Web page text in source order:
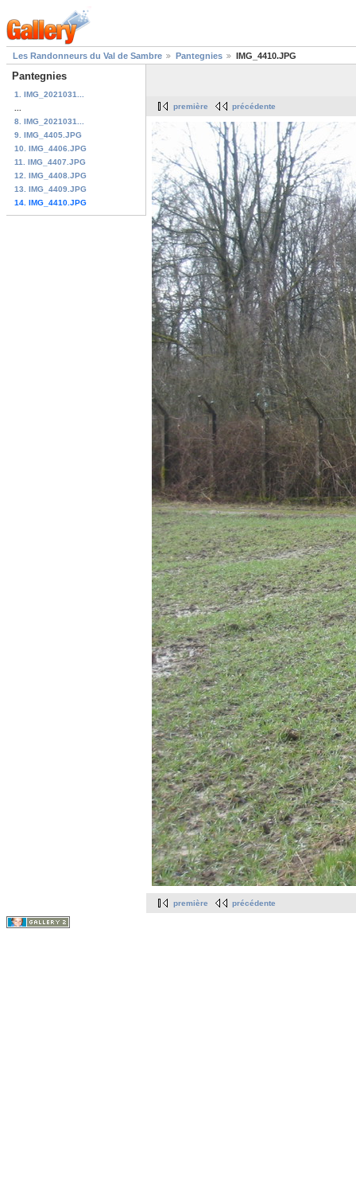
Les Randonneurs du Val de Sambre Pantegnies IMG_4410.JPG
Pantegnies
1. IMG_2021031...
8. IMG_2021031...
9. IMG_4405.JPG
10. IMG_4406.JPG
11. IMG_4407.JPG
12. IMG_4408.JPG
13. IMG_4409.JPG
14. IMG_4410.JPG
première précédente
première précédente